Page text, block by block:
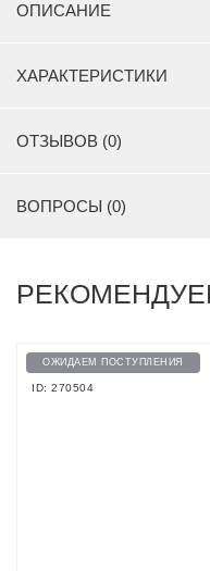
ОПИСАНИЕ
ХАРАКТЕРИСТИКИ
ОТЗЫВОВ (0)
ВОПРОСЫ (0)
ОЖИДАЕМ ПОСТУПЛЕНИЯ
ID: 270504